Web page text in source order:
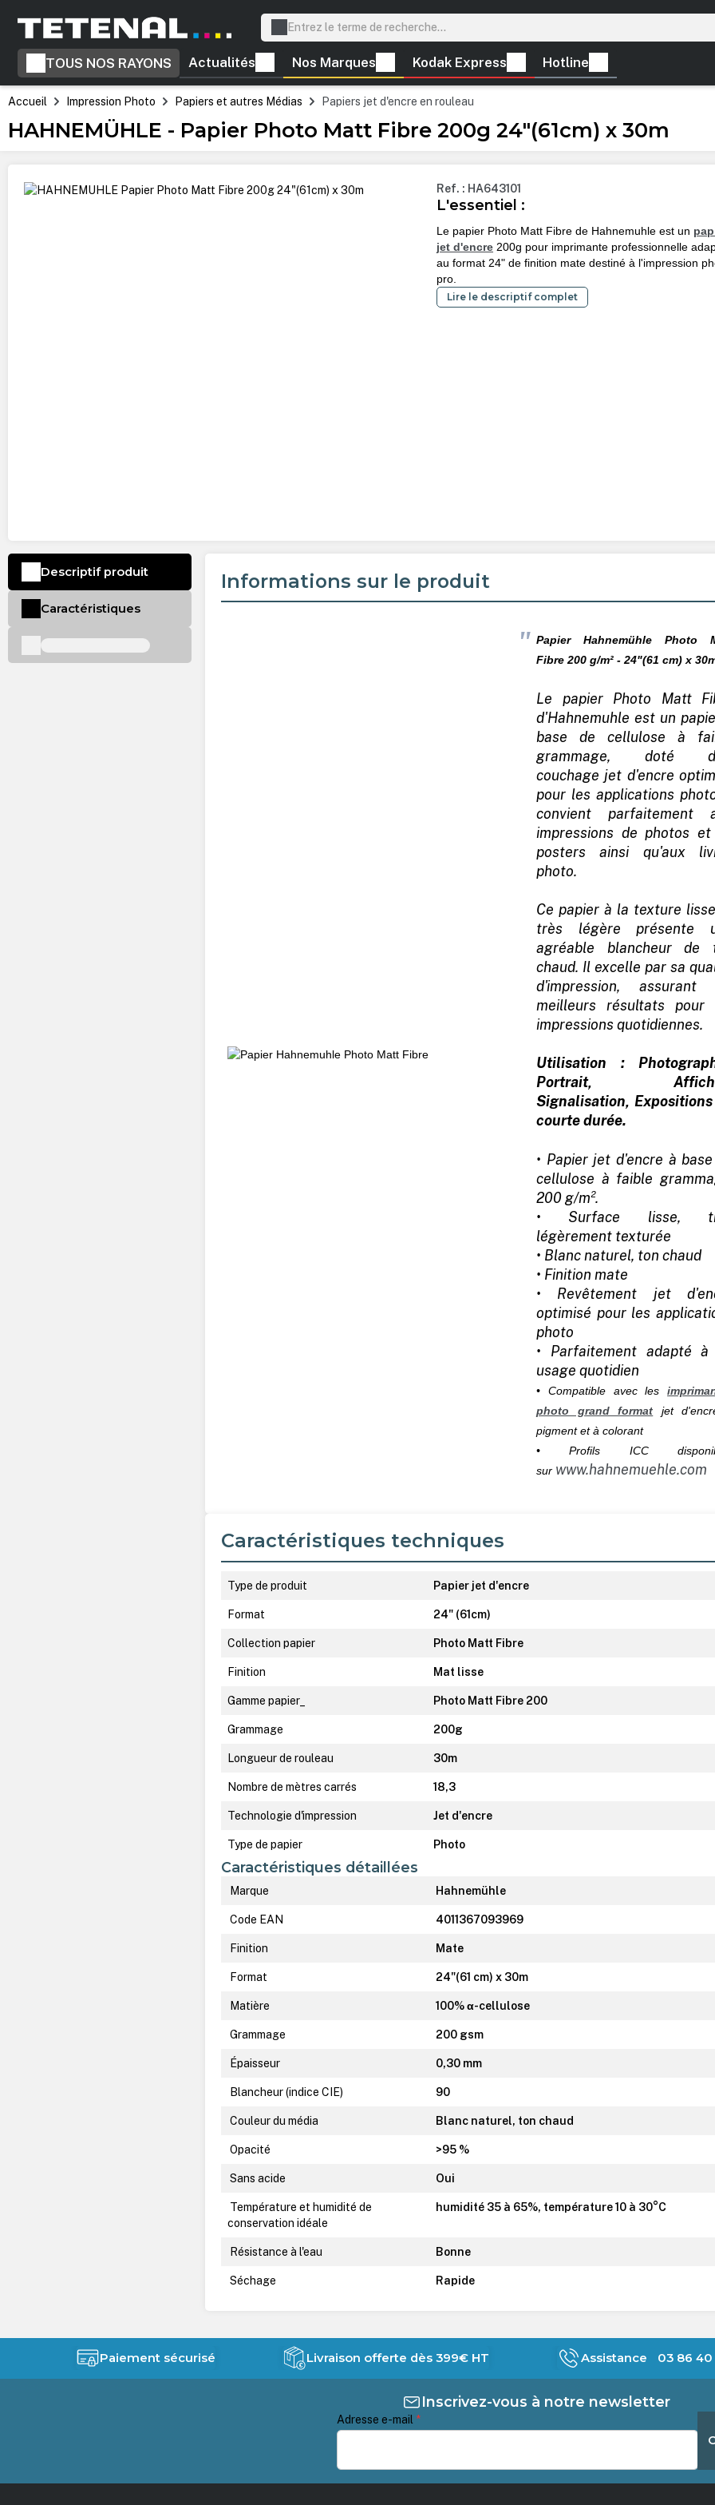
Passer à la navigation principale
TOUS NOS RAYONS Actualités Nos Marques Kodak Express Hotline
Accueil Impression Photo Papiers et autres Médias Papiers jet d'encre en rouleau
HAHNEMÜHLE - Papier Photo Matt Fibre 200g 24"(61cm) x 30m
Ignorer la galerie d'images Ref. : HA643101
L'essentiel :
Le papier Photo Matt Fibre de Hahnemuhle est un
jet d'encre 200g pour imprimante professionnelle
au format 24" de finition mate destiné à l'impression
pro.
Lire le descriptif complet
Informations sur le produit
Papier Hahnemühle Photo
Fibre 200 g/m² - 24"(61 cm) x
Le papier Photo Matt
d'Hahnemuhle est un
base de cellulose à
grammage, doté
couchage jet d'encre
pour les applications
convient parfaitement
impressions de photos
posters ainsi qu'aux
photo.
Ce papier à la texture
très légère présente
agréable blancheur de
chaud. Il excelle par sa
d'impression, assurant
meilleurs résultats pour
impressions quotidiennes.
Utilisation :
Portrait,
Signalisation,
courte durée.
• Papier jet d'encre à
cellulose à faible
200 g/m².
• Surface lisse,
légèrement texturée
• Blanc naturel, ton chaud
• Finition mate
• Revêtement jet
optimisé pour les
photo
• Parfaitement adapté à
usage quotidien
• Compatible avec les
photo grand format jet
pigment et à colorant
• Profils ICC
sur www.hahnemuehle.com
Caractéristiques techniques
Type de produit Papier jet d'encre
Format 24" (61cm)
Collection papier Photo Matt Fibre
Finition Mat lisse
Gamme papier_ Photo Matt Fibre 200
Grammage 200g
Longueur de rouleau 30m
Nombre de mètres carrés 18,3
Technologie d'impression Jet d'encre
Type de papier Photo
Caractéristiques détaillées
Marque Hahnemühle
Code EAN 4011367093969
Finition Mate
Format 24"(61 cm) x 30m
Matière 100% α-cellulose
Grammage 200 gsm
Épaisseur 0,30 mm
Blancheur (indice CIE) 90
Couleur du média Blanc naturel, ton chaud
Opacité >95 %
Sans acide Oui
Température et humidité de
conservation idéale
humidité 35 à 65%, température 10 à 30°C
Résistance à l'eau Bonne
Séchage Rapide
Descriptif produit
Caractéristiques
Paiement sécurisé Livraison offerte dès 399€ HT Assistance 03 86 40
Inscrivez-vous à notre newsletter
Adresse e-mail *